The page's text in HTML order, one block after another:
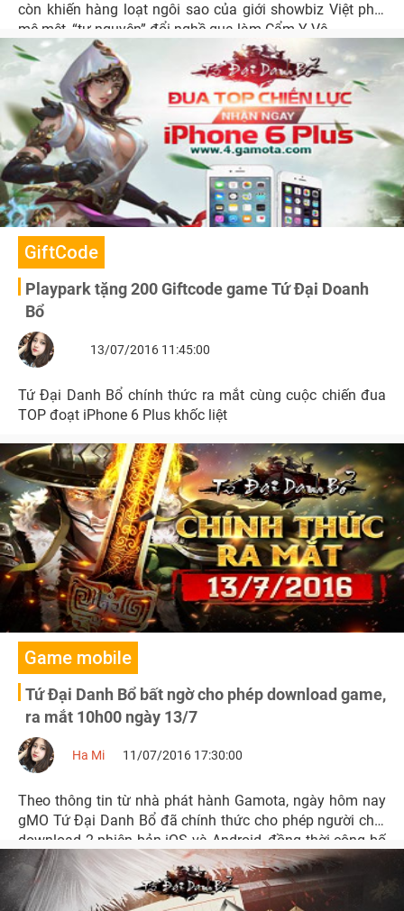
còn khiến hàng loạt ngôi sao của giới showbiz Việt phải
mê mệt, “tự nguyện” đổi nghề qua làm Cẩm Y Vệ.
GiftCode
Playpark tặng 200 Giftcode game Tứ Đại Doanh
Bổ
13/07/2016 11:45:00
Tứ Đại Danh Bổ chính thức ra mắt cùng cuộc chiến đua
TOP đoạt iPhone 6 Plus khốc liệt
Game mobile
Tứ Đại Danh Bổ bất ngờ cho phép download game,
ra mắt 10h00 ngày 13/7
Ha Mi 11/07/2016 17:30:00
Theo thông tin từ nhà phát hành Gamota, ngày hôm nay
gMO Tứ Đại Danh Bổ đã chính thức cho phép người chơi
download 2 phiên bản iOS và Android, đồng thời công bố
thời gian ra mắt chính thức vào ngày 13/7/2016.